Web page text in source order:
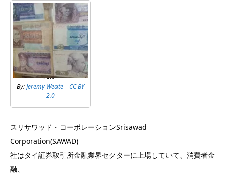
By:Jeremy Weate–CC BY
2.0
スリサワッド・コーポレーションSrisawad
Corporation(SAWAD)
社はタイ証券取引所金融業界セクターに上場していて、消費者金
融、